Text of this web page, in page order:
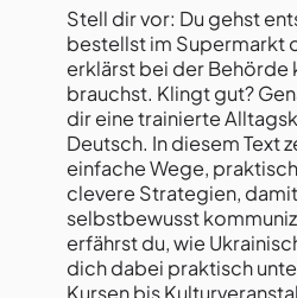
Stell dir vor: Du gehst
bestellst im Supermarkt
erklärst bei der Behörde
brauchst. Klingt gut?
dir eine trainierte
Deutsch. In diesem Text
einfache Wege,
clevere Strategien,
selbstbewusst
erfährst du, wie
dich dabei praktisch
Kursen bis